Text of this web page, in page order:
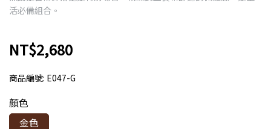
活必備組合。
NT$2,680
商品編號: E047-G
顏色
金色